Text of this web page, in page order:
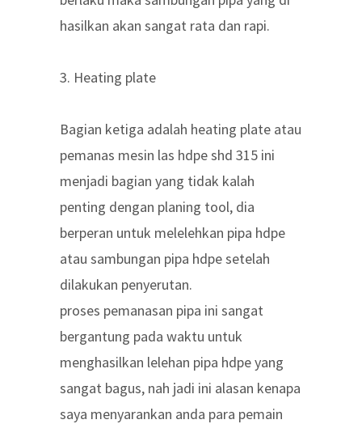
hasilkan akan sangat rata dan rapi.
3. Heating plate
Bagian ketiga adalah heating plate atau
pemanas mesin las hdpe shd 315 ini
menjadi bagian yang tidak kalah
penting dengan planing tool, dia
berperan untuk melelehkan pipa hdpe
atau sambungan pipa hdpe setelah
dilakukan penyerutan.
proses pemanasan pipa ini sangat
bergantung pada waktu untuk
menghasilkan lelehan pipa hdpe yang
sangat bagus, nah jadi ini alasan kenapa
saya menyarankan anda para pemain